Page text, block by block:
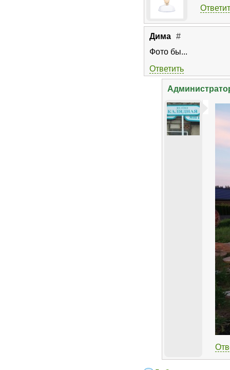
Дима #
Фото бы...
Ответить